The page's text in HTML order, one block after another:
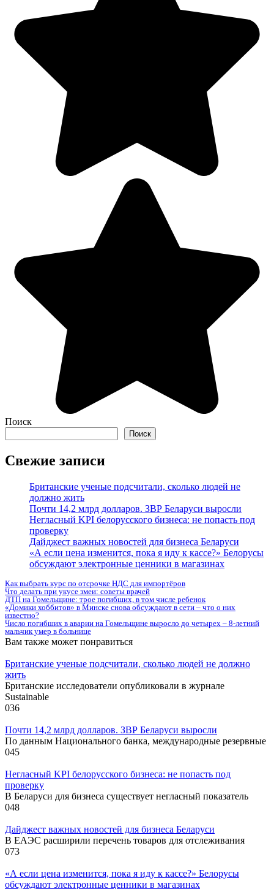
Поиск
Поиск
Свежие записи
Британские ученые подсчитали, сколько людей не
должно жить
Почти 14,2 млрд долларов. ЗВР Беларуси выросли
Негласный KPI белорусского бизнеса: не попасть под
проверку
Дайджест важных новостей для бизнеса Беларуси
«А если цена изменится, пока я иду к кассе?» Белорусы
обсуждают электронные ценники в магазинах
Как выбрать курс по отсрочке НДС для импортёров
Что делать при укусе змеи: советы врачей
ДТП на Гомельщине: трое погибших, в том числе ребенок
«Домики хоббитов» в Минске снова обсуждают в сети – что о них
известно?
Число погибших в аварии на Гомельщине выросло до четырех – 8-летний
мальчик умер в больнице
Вам также может понравиться
Британские ученые подсчитали, сколько людей не должно
жить
Британские исследователи опубликовали в журнале
Sustainable
036
Почти 14,2 млрд долларов. ЗВР Беларуси выросли
По данным Национального банка, международные резервные
045
Негласный KPI белорусского бизнеса: не попасть под
проверку
В Беларуси для бизнеса существует негласный показатель
048
Дайджест важных новостей для бизнеса Беларуси
В ЕАЭС расширили перечень товаров для отслеживания
073
«А если цена изменится, пока я иду к кассе?» Белорусы
обсуждают электронные ценники в магазинах